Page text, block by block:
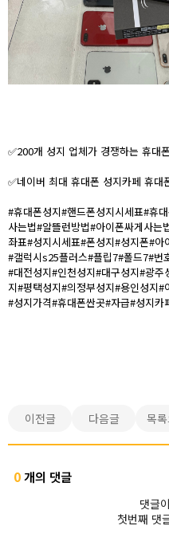
✅200개 성지 업체가 경쟁하는 휴대
✅네이버 최대 휴대폰 성지카페 휴대
#휴대폰성지#핸드폰성지시세표#휴
사는법#알뜰런방법#아이폰싸게사
좌표#성지시세표#폰성지#성지폰#
#갤럭시s25플러스#플립7#폴드7#번
#대전성지#인천성지#대구성지#광
지#평택성지#의정부성지#용인성지
#성지가격#휴대폰싼곳#자급#성지카
이전글 다음글 목
0개의 댓글
댓글
첫번째 댓